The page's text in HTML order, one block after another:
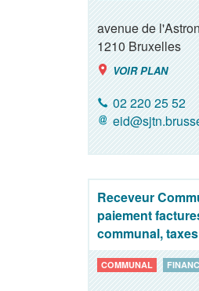
avenue de
1210Bruxelles
VOIR PLAN
02 220 25 52
Receveur
paiement
communal,
COMMUNAL